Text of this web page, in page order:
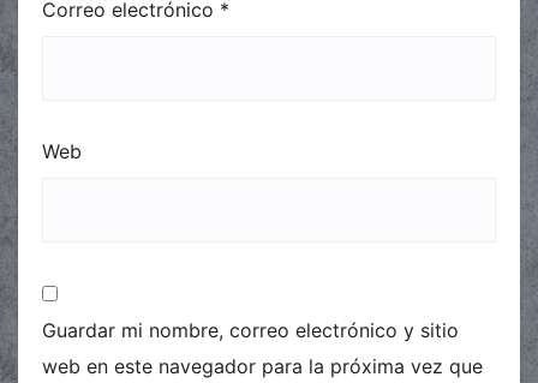
Correo electrónico *
Web
Guardar mi nombre, correo electrónico y sitio
web en este navegador para la próxima vez que